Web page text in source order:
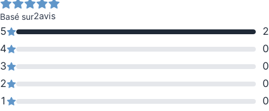
moyenne
5.0
sur
5
étoiles.
Basé
sur
Basé sur2avis
5
2
4
0
3
0
2
0
1
0